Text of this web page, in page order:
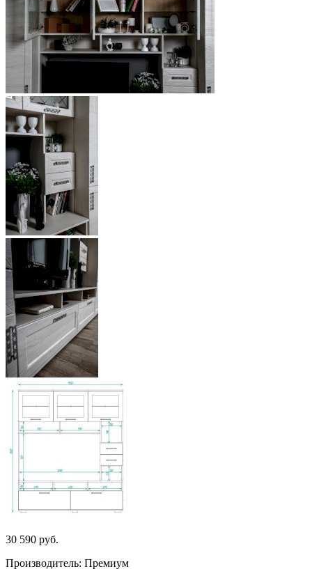
30 590 руб.
Производитель: Премиум